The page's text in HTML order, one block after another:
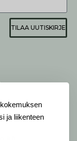
ja liikenteen
TILAA UUTISKIRJE